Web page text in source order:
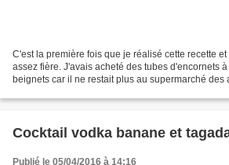
C'est la première fois que je réalisé cette recette
assez fière. J'avais acheté des tubes d'encornets
beignets car il ne restait plus au supermarché des
Cocktail vodka banane et
Publié le 05/04/2016 à 14:16